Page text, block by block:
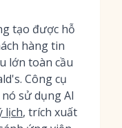
tạo được hỗ
hàng tin
lớn toàn cầu
Công cụ
sử dụng AI
lịch, trích xuất